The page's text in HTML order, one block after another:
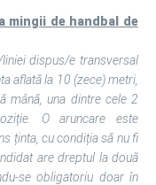
mingii de handbal de
dispus/e transversal
aflată la 10 (zece) metri,
mână, una dintre cele 2
O aruncare este
ținta, cu condiția să nu fi
are dreptul la două
se obligatoriu doar în